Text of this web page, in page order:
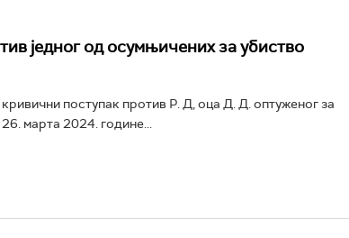
једног од осумњичених за убиство
поступак против Р. Д, оца Д. Д. оптуженог за
марта 2024. године...